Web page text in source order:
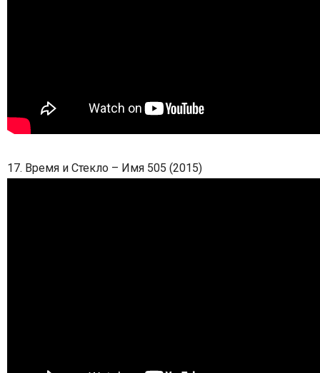
17. Время и Стекло – Имя 505 (2015)